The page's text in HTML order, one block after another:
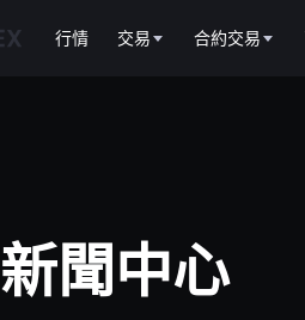
行情 交易 合約交易
新聞中心